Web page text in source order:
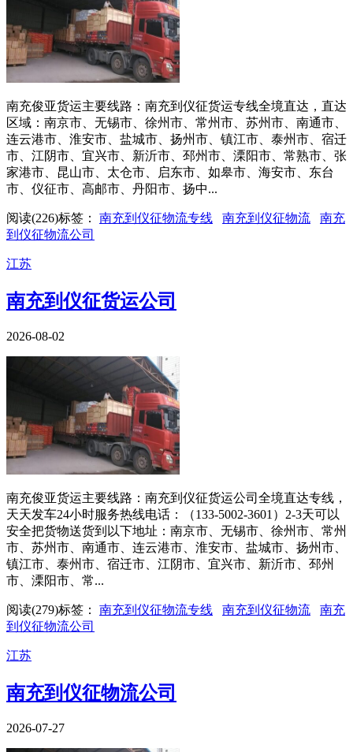
南充俊亚货运主要线路：南充到仪征货运专线全境直达，直达
区域：南京市、无锡市、徐州市、常州市、苏州市、南通市、
连云港市、淮安市、盐城市、扬州市、镇江市、泰州市、宿迁
市、江阴市、宜兴市、新沂市、邳州市、溧阳市、常熟市、张
家港市、昆山市、太仓市、启东市、如皋市、海安市、东台
市、仪征市、高邮市、丹阳市、扬中...
阅读(226)标签： 南充到仪征物流专线 南充到仪征物流
南充
到仪征物流公司
江苏
南充到仪征货运公司
2026-08-02
南充俊亚货运主要线路：南充到仪征货运公司全境直达专线，
天天发车24小时服务热线电话：（133-5002-3601）2-3天可以
安全把货物送货到以下地址：南京市、无锡市、徐州市、常州
市、苏州市、南通市、连云港市、淮安市、盐城市、扬州市、
镇江市、泰州市、宿迁市、江阴市、宜兴市、新沂市、邳州
市、溧阳市、常...
阅读(279)标签： 南充到仪征物流专线 南充到仪征物流
南充
到仪征物流公司
江苏
南充到仪征物流公司
2026-07-27